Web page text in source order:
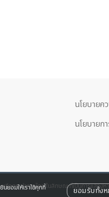
นโยบายค
นโยบายก
ระทำการใดๆ ในลักษณะที่เป็นการแสวงหา
ยอมให้เราใช้คุกกี้ ยอมรับทั้ง